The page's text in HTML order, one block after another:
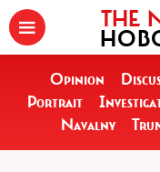
THE
Opinion
Portrait
Navalny